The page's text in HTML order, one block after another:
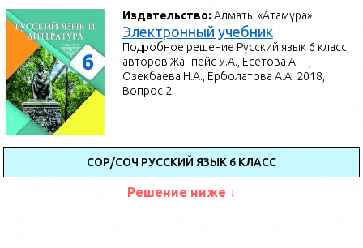
Издательство:Алматы «Атамұра»
Электронный учебник
Подробное решение Русский язык 6 класс,
авторов Жанпейс У.А., Есетова А.Т. ,
Озекбаева Н.А., Ерболатова А.А. 2018,
Вопрос 2
СОР/СОЧ РУССКИЙ ЯЗЫК 6 КЛАСС
Решение ниже ↓